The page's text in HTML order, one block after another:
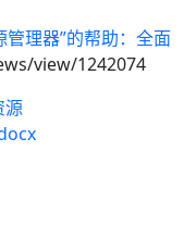
理器”的帮助：全面
view/1242074
源